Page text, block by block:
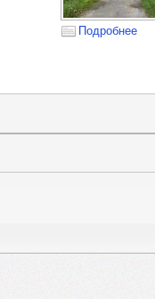
Подробнее